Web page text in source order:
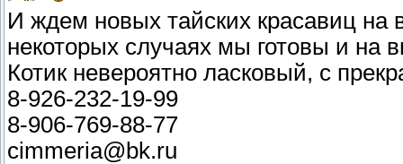
И ждем новых тайских красавиц на
некоторых случаях мы готовы и на
Котик невероятно ласковый, с
8-926-232-19-99
8-906-769-88-77
cimmeria@bk.ru